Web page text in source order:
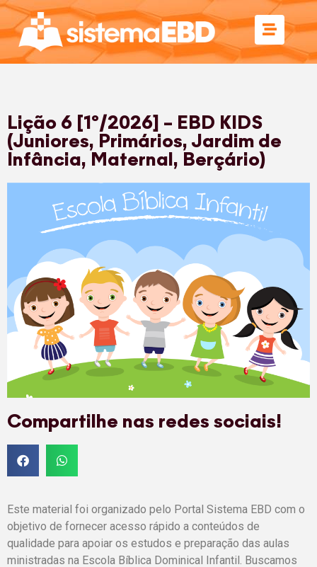
Lição 6 [1º/2026] – EBD KIDS
(Juniores, Primários, Jardim de
Infância, Maternal, Berçário)
Compartilhe nas redes sociais!
Este material foi organizado pelo Portal Sistema EBD com o
objetivo de fornecer acesso rápido a conteúdos de
qualidade para apoiar os estudos e preparação das aulas
ministradas na Escola Bíblica Dominical Infantil. Buscamos